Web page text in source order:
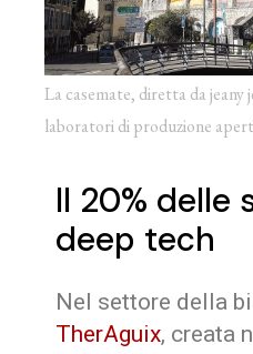
La casemate, diretta da jeany
laboratori di produzione
Il 20%
deep tech
Nel settore della
TherAguix, creata